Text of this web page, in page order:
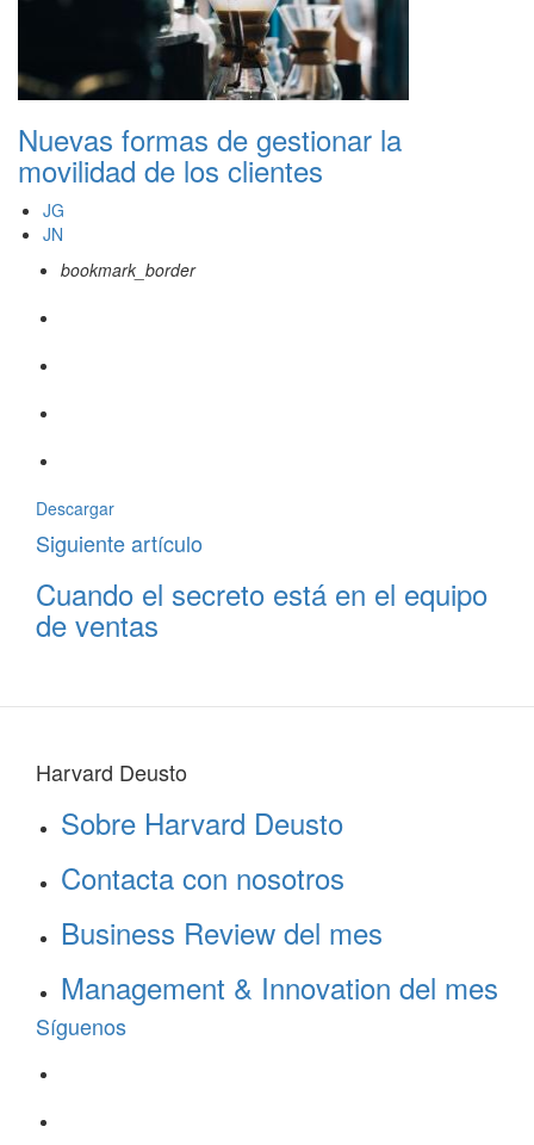
Nuevas formas de gestionar la
movilidad de los clientes
JG
JN
bookmark_border
Descargar
Siguiente artículo
Cuando el secreto está en el equipo
de ventas
Harvard Deusto
Sobre Harvard Deusto
Contacta con nosotros
Business Review del mes
Management & Innovation del mes
Síguenos